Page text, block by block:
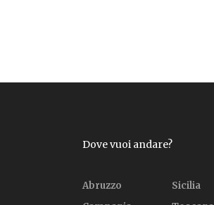
Dove vuoi andare?
Abruzzo
Sicilia